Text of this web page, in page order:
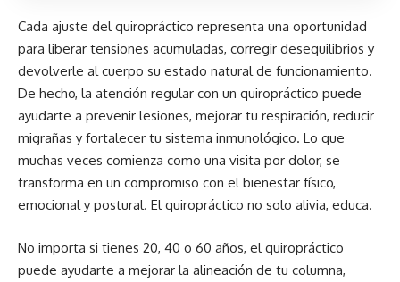
Cada ajuste del quiropráctico representa una oportunidad
para liberar tensiones acumuladas, corregir desequilibrios y
devolverle al cuerpo su estado natural de funcionamiento.
De hecho, la atención regular con un quiropráctico puede
ayudarte a prevenir lesiones, mejorar tu respiración, reducir
migrañas y fortalecer tu sistema inmunológico. Lo que
muchas veces comienza como una visita por dolor, se
transforma en un compromiso con el bienestar físico,
emocional y postural. El quiropráctico no solo alivia, educa.
No importa si tienes 20, 40 o 60 años, el quiropráctico
puede ayudarte a mejorar la alineación de tu columna,